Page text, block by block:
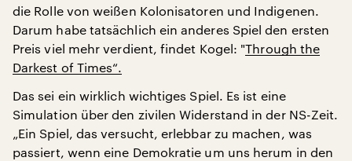
die Rolle von weißen Kolonisatoren und Indigenen.
Darum habe tatsächlich ein anderes Spiel den ersten
Preis viel mehr verdient, findet Kogel: "Through the
Darkest of Times“.
Das sei ein wirklich wichtiges Spiel. Es ist eine
Simulation über den zivilen Widerstand in der NS-Zeit.
„Ein Spiel, das versucht, erlebbar zu machen, was
passiert, wenn eine Demokratie um uns herum in den